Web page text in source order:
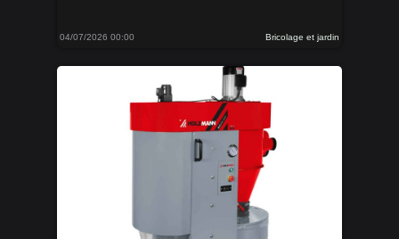
04/07/2026 00:00 Bricolage et jardin